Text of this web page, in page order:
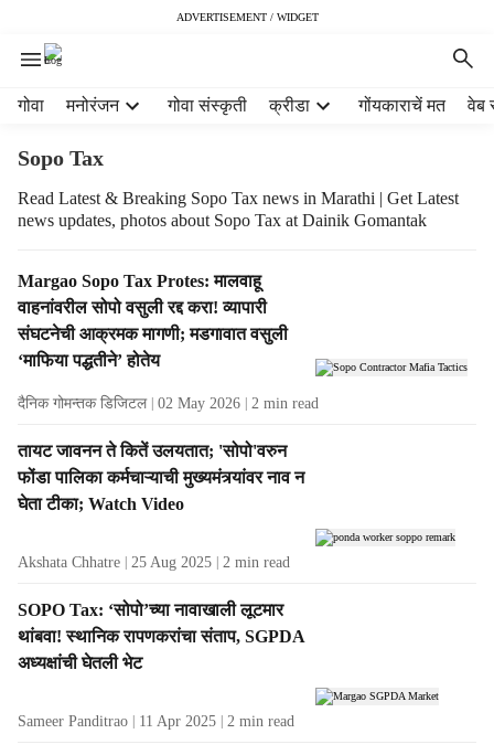
ADVERTISEMENT / WIDGET
गोवा मनोरंजन गोवा संस्कृती क्रीडा गोंयकाराचें मत वेब
Sopo Tax
Read Latest & Breaking Sopo Tax news in Marathi | Get Latest
news updates, photos about Sopo Tax at Dainik Gomantak
T
a
g
R
s
l
t
s
Margao Sopo Tax Protes: मालवाहू
वाहनांवरील सोपो वसुली रद्द करा! व्यापारी
संघटनेची आक्रमक मागणी; मडगावात वसुली
‘माफिया पद्धतीने’ होतेय
दैनिक गोमन्तक डिजिटल 02 May 2026 2 min read
तायट जावनन ते कितें उलयतात; 'सोपो'वरुन
फोंडा पालिका कर्मचाऱ्याची मुख्यमंत्र्यांवर नाव न
घेता टीका; Watch Video
Akshata Chhatre 25 Aug 2025 2 min read
SOPO Tax: ‘सोपो’च्या नावाखाली लूटमार
थांबवा! स्थानिक रापणकरांचा संताप, SGPDA
अध्यक्षांची घेतली भेट
Sameer Panditrao 11 Apr 2025 2 min read